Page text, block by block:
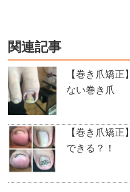
関連記事
【巻き爪矯
ない巻き爪
【巻き爪矯
できる？！